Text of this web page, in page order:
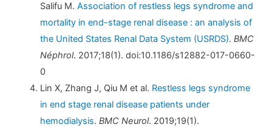
Salifu M.Association of restless legs syndrome and
mortality in end-stage renal disease : an analysis of
the United States Renal Data System (USRDS).BMC
Néphrol. 2017;18(1). doi:10.1186/s12882-017-0660-
0
Lin X, Zhang J, Qiu M et al. Restless legs syndrome
in end stage renal disease patients under
hemodialysis.BMC Neurol. 2019;19(1).